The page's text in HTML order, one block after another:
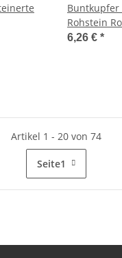
mm
Buntkupfer
Rohstein
6,26 € *
Artikel 1 - 20 von 74
Seite1